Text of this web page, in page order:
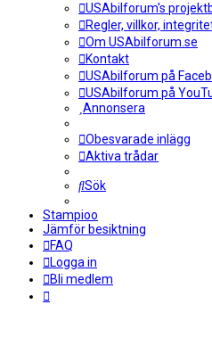
USAbilforum's
Regler, villkor,
Om USAbilforum.se
Kontakt
USAbilforum på
USAbilforum på
Annonsera
Obesvarade inlägg
Aktiva trådar
Sök
Stampioo
Jämför besiktning
FAQ
Logga in
Bli medlem